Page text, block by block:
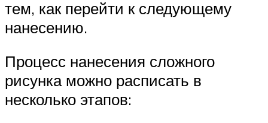
тем, как перейти к следующему
нанесению.
Процесс нанесения сложного
рисунка можно расписать в
несколько этапов: